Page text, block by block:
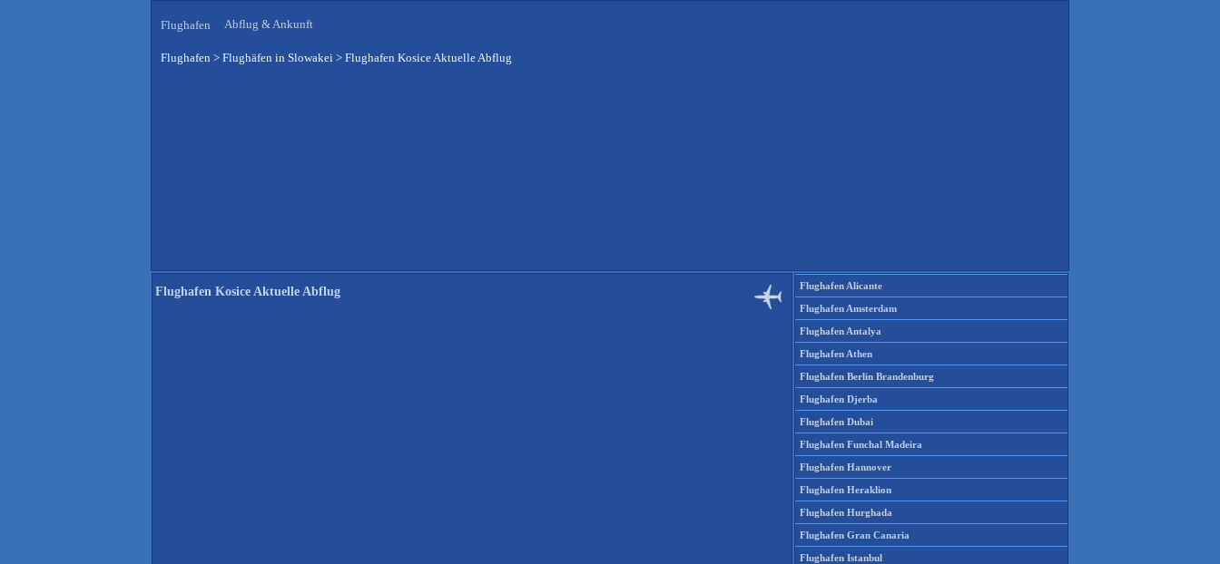
Flughafen Abflug & Ankunft
Flughafen > Flughäfen in Slowakei > Flughafen Kosice Aktuelle Abflug
Flughafen Kosice Aktuelle Abflug Flughafen Alicante
Flughafen Amsterdam
Flughafen Antalya
Flughafen Athen
Flughafen Berlin Brandenburg
Flughafen Djerba
Flughafen Dubai
Flughafen Funchal Madeira
Flughafen Hannover
Flughafen Heraklion
Flughafen Hurghada
Flughafen Gran Canaria
Flughafen Istanbul